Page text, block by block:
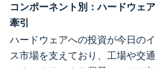
コンポーネント別：ハードウェ
牽引
ハードウェアへの投資が今日の
ス市場を支えており、工場や交